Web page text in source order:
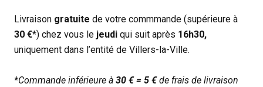
Livraison gratuite de votre commmande (supérieure à
30 €*) chez vous le jeudi qui suit après 16h30,
uniquement dans l’entité de Villers-la-Ville.
*Commande inférieure à 30 € = 5 €de frais de livraison